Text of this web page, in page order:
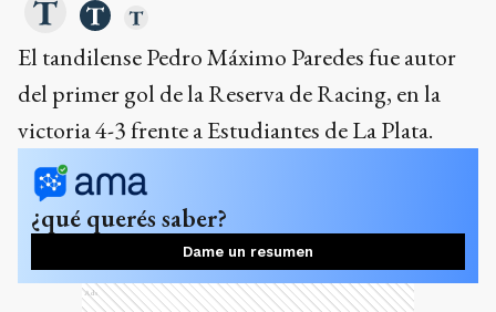
El tandilense Pedro Máximo Paredes fue autor
del primer gol de la Reserva de Racing, en la
victoria 4-3 frente a Estudiantes de La Plata.
¿qué querés saber?
Dame un resumen
Ads